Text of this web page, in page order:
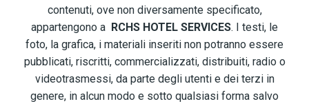
contenuti, ove non diversamente specificato,
appartengono a RCHS HOTEL SERVICES. I testi, le
foto, la grafica, i materiali inseriti non potranno essere
pubblicati, riscritti, commercializzati, distribuiti, radio o
videotrasmessi, da parte degli utenti e dei terzi in
genere, in alcun modo e sotto qualsiasi forma salvo